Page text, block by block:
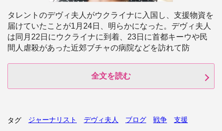
タレントのデヴィ夫人がウクライナに入国し、支援物資を
届けていたことが1月24日、明らかになった。デヴィ夫人
は同月22日にウクライナに到着、23日に首都キーウや民
間人虐殺があった近郊ブチャの病院などを訪れて防
全文を読む
タグ ジャーナリスト デヴィ夫人 ブログ 戦争 支援